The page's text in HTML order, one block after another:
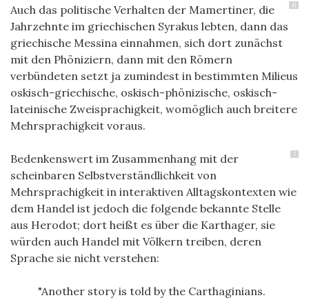
6
Auch das politische Verhalten der Mamertiner, die
Jahrzehnte im griechischen Syrakus lebten, dann das
griechische Messina einnahmen, sich dort zunächst
mit den Phöniziern, dann mit den Römern
verbündeten setzt ja zumindest in bestimmten Milieus
oskisch-griechische, oskisch-phönizische, oskisch-
lateinische Zweisprachigkeit, womöglich auch breitere
Mehrsprachigkeit voraus.
7
Bedenkenswert im Zusammenhang mit der
scheinbaren Selbstverständlichkeit von
Mehrsprachigkeit in interaktiven Alltagskontexten wie
dem Handel ist jedoch die folgende bekannte Stelle
aus Herodot; dort heißt es über die Karthager, sie
würden auch Handel mit Völkern treiben, deren
Sprache sie nicht verstehen:
"Another story is told by the Carthaginians.